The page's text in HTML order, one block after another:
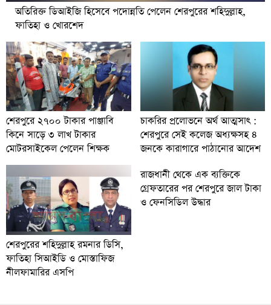
অতিরিক্ত ডিআইজি হিসেবে পদোন্নতি পেলেন শেরপুরের শহিদুল্লাহ,
ফাতিহা ও খোরশেদ
শেরপুরে ২৭০০ টাকার পাঞ্জাবি
কিনে সাড়ে ৩ লাখ টাকার
মোটরসাইকেল পেলেন শিক্ষক
চাকরির প্রলোভনে অর্থ আত্মসাৎ :
শেরপুরে সেই কলেজ অধ্যক্ষসহ ৪
জনকে কারাগারে পাঠানোর আদেশ
শেরপুরের শহিদুল্লাহ রমনার ডিসি,
ফাতিহা সিআইডি ও মোস্তাফিজ
নীলফামারির এসপি
রাজধানী থেকে এক ব্যক্তিকে
গ্রেফতারের পর শেরপুরে জাল টাকা
ও ফেনসিডিল উদ্ধার